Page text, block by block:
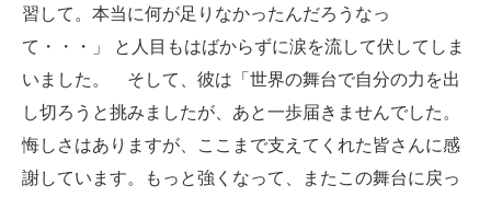
習して。本当に何が足りなかったんだろうなっ
て・・・」 と人目もはばからずに涙を流して伏してしま
いました。 そして、彼は「世界の舞台で自分の力を出
し切ろうと挑みましたが、あと一歩届きませんでした。
悔しさはありますが、ここまで支えてくれた皆さんに感
謝しています。もっと強くなって、またこの舞台に戻っ